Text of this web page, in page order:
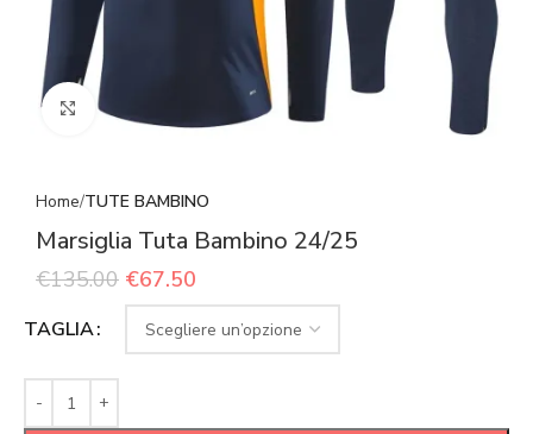
Click to enlarge
Home TUTE BAMBINO
Marsiglia Tuta Bambino 24/25
€135.00 €67.50
TAGLIA